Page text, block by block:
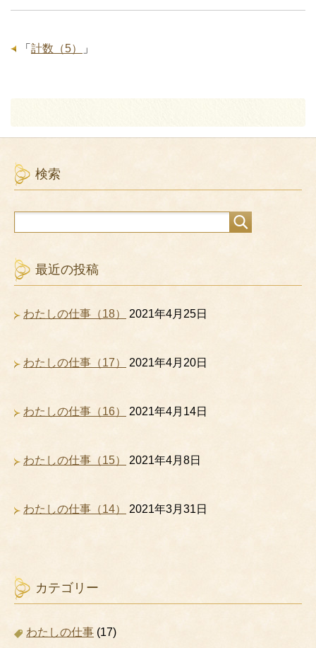
「 計数（5） 」
検索
最近の投稿
わたしの仕事（18） 2021年4月25日
わたしの仕事（17） 2021年4月20日
わたしの仕事（16） 2021年4月14日
わたしの仕事（15） 2021年4月8日
わたしの仕事（14） 2021年3月31日
カテゴリー
わたしの仕事 (17)